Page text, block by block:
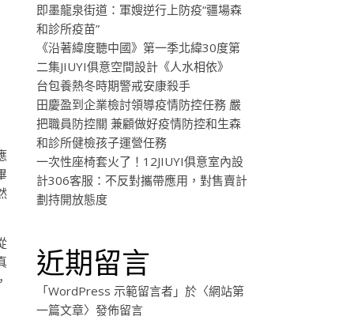
即墨龍泉街道：軍嫂逆行上防疫“疆場森
和診所疫苗”
《沿著緯度聽中國》第一季北緯30度第
二集JIUYI俱意空間設計《人水相依》
台包養熱冬時期警戒安康殺手
田慶盈到企業檢討領導疫情防控任務 嚴
把職員防控關 兼顧做好疫情防控和生森
和診所健檢孩子運營任務
一次性座椅套火了！12JIUYI俱意室內設
計306客服：不反對攜帶應用，對售賣計
劃持開放態度
近期留言
「WordPress 示範留言者 」於〈網站第
一篇文章〉發佈留言